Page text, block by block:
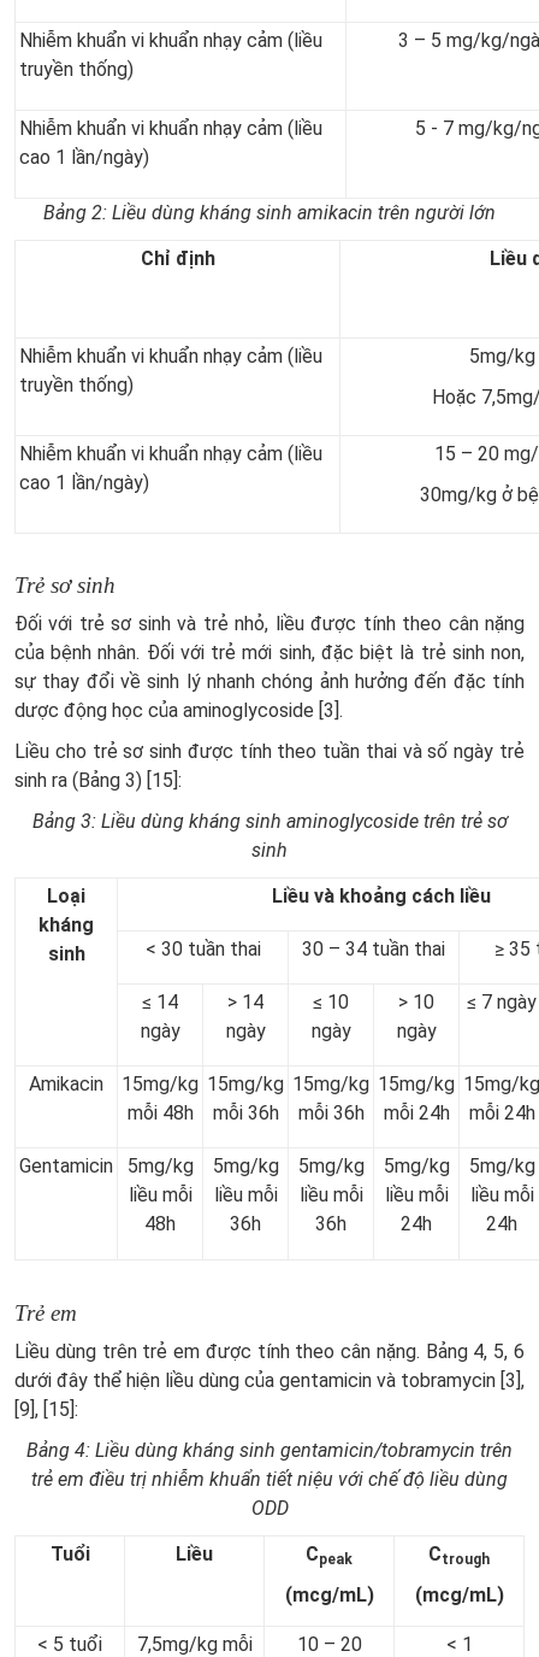
Nhiễm khuẩn vi khuẩn nhạy cảm (liều
truyền thống)
3 – 5 mg/kg/
Nhiễm khuẩn vi khuẩn nhạy cảm (liều
cao 1 lần/ngày)
5 - 7 mg/kg/
Bảng 2: Liều dùng kháng sinh amikacin trên người lớn
Chỉ định
Liều
Nhiễm khuẩn vi khuẩn nhạy cảm (liều
truyền thống)
5mg/kg
Hoặc
Nhiễm khuẩn vi khuẩn nhạy cảm (liều
cao 1 lần/ngày)
15 – 20
30mg/kg ở
Trẻ sơ sinh
Đối với trẻ sơ sinh và trẻ nhỏ, liều được tính theo cân nặng
của bệnh nhân. Đối với trẻ mới sinh, đặc biệt là trẻ sinh non,
sự thay đổi về sinh lý nhanh chóng ảnh hưởng đến đặc tính
dược động học của aminoglycoside [3].
Liều cho trẻ sơ sinh được tính theo tuần thai và số ngày trẻ
sinh ra (Bảng 3) [15]:
Bảng 3: Liều dùng kháng sinh aminoglycoside trên trẻ sơ
sinh
Loại
kháng
sinh
Liều và khoảng cách liều
< 30 tuần thai 30 – 34 tuần thai ≥ 35
≤ 14
ngày
> 14
ngày
≤ 10
ngày
> 10
ngày
≤ 7 ngày
Amikacin
15mg/kg
mỗi 48h
15mg/kg
mỗi 36h
15mg/kg
mỗi 36h
15mg/kg
mỗi 24h
15mg/kg
mỗi 24h
Gentamicin
5mg/kg
liều mỗi
48h
5mg/kg
liều mỗi
36h
5mg/kg
liều mỗi
36h
5mg/kg
liều mỗi
24h
5mg/kg
liều mỗi
24h
Trẻ em
Liều dùng trên trẻ em được tính theo cân nặng. Bảng 4, 5, 6
dưới đây thể hiện liều dùng của gentamicin và tobramycin [3],
[9], [15]:
Bảng 4: Liều dùng kháng sinh gentamicin/tobramycin trên
trẻ em điều trị nhiễm khuẩn tiết niệu với chế độ liều dùng
ODD
Tuổi
Liều Cpeak
(mcg/mL)
Ctrough
(mcg/mL)
< 5 tuổi 7,5mg/kg mỗi 10 – 20 < 1